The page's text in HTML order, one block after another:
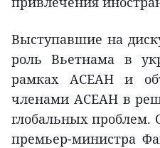
Выступавшие на
роль Вьетнама в
рамках АСЕАН и
членами АСЕАН в
глобальных проблем.
премьер-министра